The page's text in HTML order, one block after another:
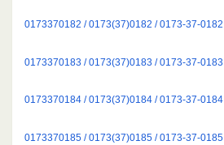
0173370182 / 0173(37)0182 / 0173-37-0182
0173370183 / 0173(37)0183 / 0173-37-0183
0173370184 / 0173(37)0184 / 0173-37-0184
0173370185 / 0173(37)0185 / 0173-37-0185